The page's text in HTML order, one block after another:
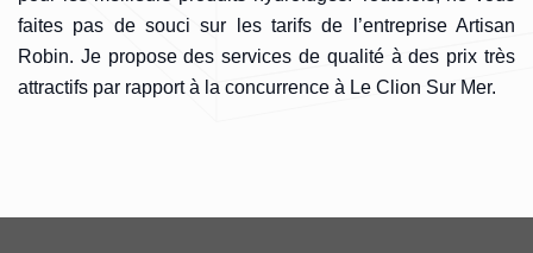
faites pas de souci sur les tarifs de l’entreprise Artisan
Robin. Je propose des services de qualité à des prix très
attractifs par rapport à la concurrence à Le Clion Sur Mer.